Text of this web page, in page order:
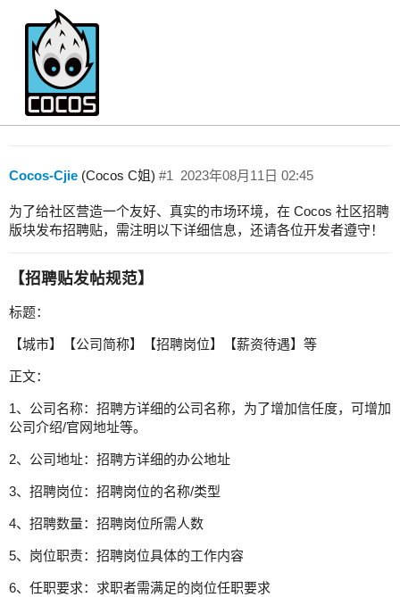
【发帖规范】发布招聘帖必读~
招聘
Cocos-Cjie (Cocos C姐) 2023年08月11日 02:45
#1
为了给社区营造一个友好、真实的市场环境，在 Cocos 社区招聘
版块发布招聘贴，需注明以下详细信息，还请各位开发者遵守！
【招聘贴发帖规范】
标题：
【城市】【公司简称】【招聘岗位】【薪资待遇】等
正文：
1、公司名称：招聘方详细的公司名称，为了增加信任度，可增加
公司介绍/官网地址等。
2、公司地址：招聘方详细的办公地址
3、招聘岗位：招聘岗位的名称/类型
4、招聘数量：招聘岗位所需人数
5、岗位职责：招聘岗位具体的工作内容
6、任职要求：求职者需满足的岗位任职要求